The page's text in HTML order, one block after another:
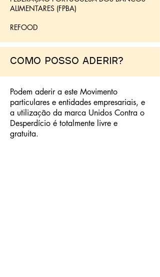
ALIMENTARES (FPBA)
REFOOD
Como posso aderir?
Podem aderir a este Movimento
particulares e entidades empresariais, e
a utilização da marca Unidos Contra o
Desperdício é totalmente livre e
gratuita.